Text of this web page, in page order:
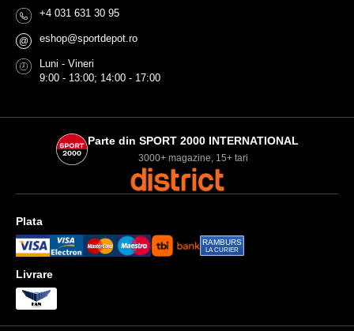
+4 031 631 30 95
@ eshop@sportdepot.ro
Luni - Vineri
9:00 - 13:00; 14:00 - 17:00
Parte din SPORT 2000 INTERNATIONAL
3000+ magazine, 15+ tari
Plata
RAMBURS
LA CURIER
Livrare